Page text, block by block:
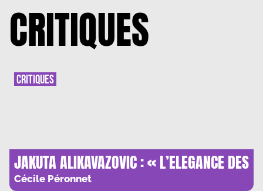
CRITIQUES
JAKUTA ALIKAVAZOVIC : « L’ELEGANCE DES
MELANCOLIQUES »
Cécile Péronnet
CRITIQUES